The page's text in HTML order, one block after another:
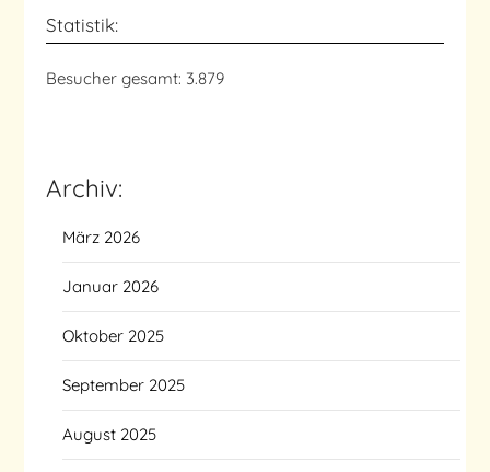
Statistik:
Besucher gesamt: 3.879
Archiv:
März 2026
Januar 2026
Oktober 2025
September 2025
August 2025